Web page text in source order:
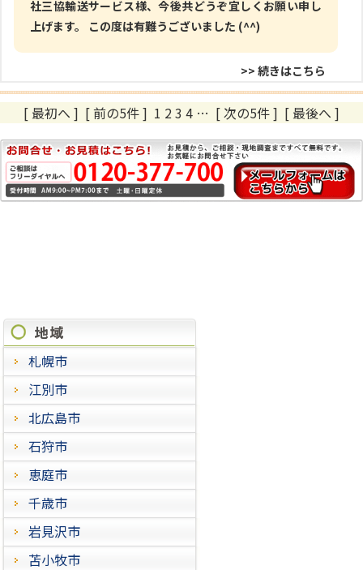
社三協輸送サービス様、今後共どうぞ宜しくお願い申し
上げます。 この度は有難うございました (^^)
>> 続きはこちら
[ 最初へ ] [ 前の5件 ] 1 2 3 4 … [ 次の5件 ] [ 最後へ ]
札幌市
江別市
北広島市
石狩市
恵庭市
千歳市
岩見沢市
苫小牧市